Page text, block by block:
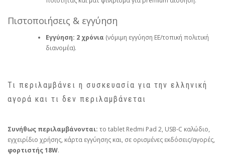
Πιστοποιήσεις & εγγύηση
Εγγύηση: 2 χρόνια (νόμιμη εγγύηση ΕΕ/τοπική πολιτική
διανομέα).
Τι περιλαμβάνει η συσκευασία για την ελληνική
αγορά και τι δεν περιλαμβάνεται
Συνήθως περιλαμβάνονται: το tablet Redmi Pad 2, USB‑C καλώδιο,
εγχειρίδιο χρήσης, κάρτα εγγύησης και, σε ορισμένες εκδόσεις/αγορές,
φορτιστής 18W.